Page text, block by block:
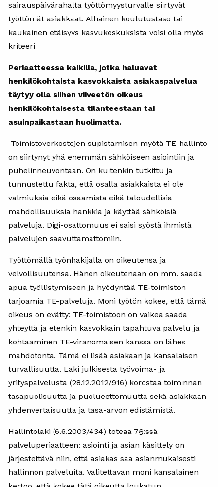
sairauspäivärahalta työttömyysturvalle siirtyvät
työttömät asiakkaat. Alhainen koulutustaso tai
kaukainen etäisyys kasvukeskuksista voisi olla myös
kriteeri.
Periaatteessa kaikilla, jotka haluavat
henkilökohtaista kasvokkaista asiakaspalvelua
täytyy olla siihen viiveetön oikeus
henkilökohtaisesta tilanteestaan tai
asuinpaikastaan huolimatta.
Toimistoverkostojen supistamisen myötä TE-hallinto
on siirtynyt yhä enemmän sähköiseen asiointiin ja
puhelinneuvontaan. On kuitenkin tutkittu ja
tunnustettu fakta, että osalla asiakkaista ei ole
valmiuksia eikä osaamista eikä taloudellisia
mahdollisuuksia hankkia ja käyttää sähköisiä
palveluja. Digi-osattomuus ei saisi syöstä ihmistä
palvelujen saavuttamattomiin.
Työttömällä työnhakijalla on oikeutensa ja
velvollisuutensa. Hänen oikeutenaan on mm. saada
apua työllistymiseen ja hyödyntää TE-toimiston
tarjoamia TE-palveluja. Moni työtön kokee, että tämä
oikeus on evätty: TE-toimistoon on vaikea saada
yhteyttä ja etenkin kasvokkain tapahtuva palvelu ja
kohtaaminen TE-viranomaisen kanssa on lähes
mahdotonta. Tämä ei lisää asiakaan ja kansalaisen
turvallisuutta. Laki julkisesta työvoima- ja
yrityspalvelusta (28.12.2012/916) korostaa toiminnan
tasapuolisuutta ja puolueettomuutta sekä asiakkaan
yhdenvertaisuutta ja tasa-arvon edistämistä.
Hallintolaki (6.6.2003/434) toteaa 7§:ssä
palveluperiaatteen: asiointi ja asian käsittely on
järjestettävä niin, että asiakas saa asianmukaisesti
hallinnon palveluita. Valitettavan moni kansalainen